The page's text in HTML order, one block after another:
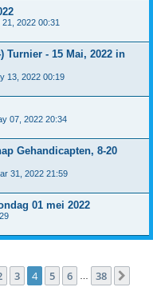
21, 2022 00:31
Turnier - 15 Mai, 2022 in
13, 2022 00:19
07, 2022 20:34
Gehandicapten, 8-20
31, 2022 21:59
01 mei 2022
3 4 5 6 … 38